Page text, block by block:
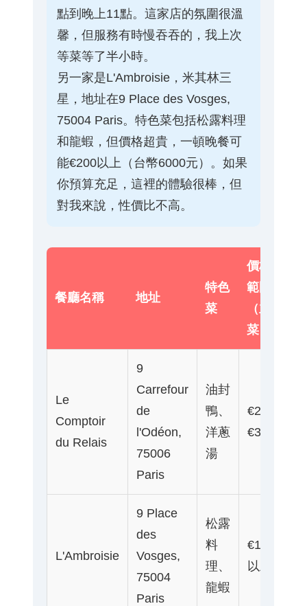
點到晚上11點。這家店的氛圍很溫
馨，但服務有時慢吞吞的，我上次
等菜等了半小時。
另一家是L'Ambroisie，米其林三
星，地址在9 Place des Vosges,
75004 Paris。特色菜包括松露料理
和龍蝦，但價格超貴，一頓晚餐可
能€200以上（台幣6000元）。如果
你預算充足，這裡的體驗很棒，但
對我來說，性價比不高。
餐廳名稱 地址
特色
菜
價格
範圍
（主
菜）
Le
Comptoir
du Relais
9
Carrefour
de
l'Odéon,
75006
Paris
油封
鴨、
洋蔥
湯
€20-
€30
L'Ambroisie
9 Place
des
Vosges,
75004
Paris
松露
料
理、
龍蝦
€100
以上